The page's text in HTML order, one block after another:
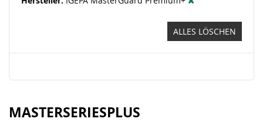
MASTERSERIESPLUS
ALLES LÖSCHEN